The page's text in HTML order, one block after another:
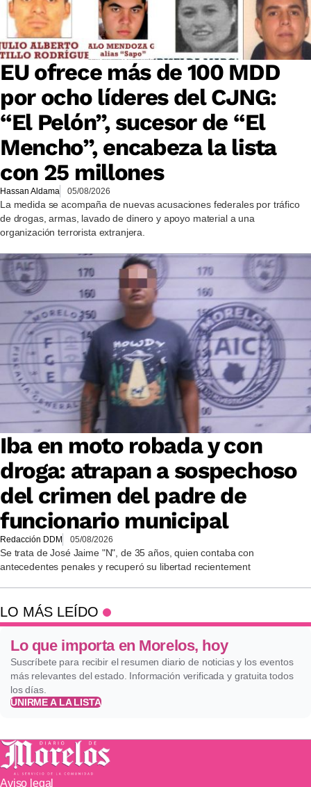
EU ofrece más de 100 MDD
por ocho líderes del CJNG:
“El Pelón”, sucesor de “El
Mencho”, encabeza la lista
con 25 millones
Hassan Aldama 05/08/2026
La medida se acompaña de nuevas acusaciones federales por tráfico
de drogas, armas, lavado de dinero y apoyo material a una
organización terrorista extranjera.
Iba en moto robada y con
droga: atrapan a sospechoso
del crimen del padre de
funcionario municipal
Redacción DDM 05/08/2026
Se trata de José Jaime "N", de 35 años, quien contaba con
antecedentes penales y recuperó su libertad recientement
LO MÁS LEÍDO
Lo que importa en Morelos, hoy
Suscríbete para recibir el resumen diario de noticias y los eventos
más relevantes del estado. Información verificada y gratuita todos
los días.
UNIRME A LA LISTA
Aviso legal